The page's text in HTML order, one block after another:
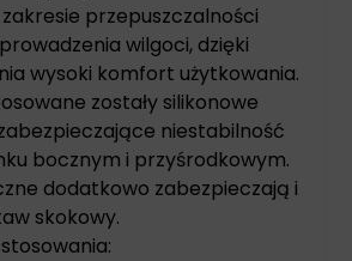
przepuszczalności
wilgoci, dzięki
wysoki komfort użytkowania.
zostały silikonowe
niestabilność
bocznym i przyśrodkowym.
dodatkowo zabezpieczają i
skokowy.